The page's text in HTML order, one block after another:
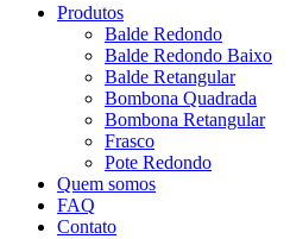
Produtos
Balde Redondo
Balde Redondo Baixo
Balde Retangular
Bombona Quadrada
Bombona Retangular
Frasco
Pote Redondo
Quem somos
FAQ
Contato